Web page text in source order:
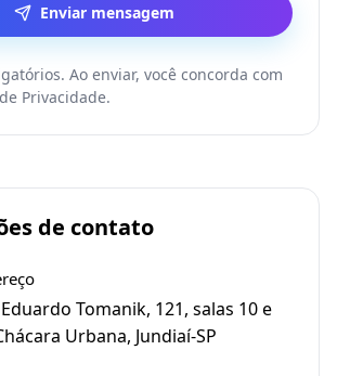
Enviar mensagem
Ao enviar, você concorda com
Privacidade.
de contato
Tomanik, 121, salas 10 e
Urbana, Jundiaí-SP